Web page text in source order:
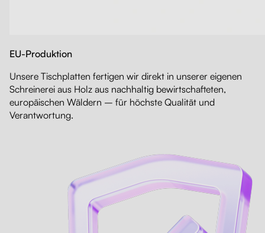
EU-Produktion
Unsere Tischplatten fertigen wir direkt in unserer eigenen
Schreinerei aus Holz aus nachhaltig bewirtschafteten,
europäischen Wäldern – für höchste Qualität und
Verantwortung.